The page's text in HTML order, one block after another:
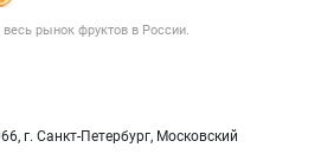
рынок фруктовв России.
г. Санкт-Петербург, Московский
информация
персональных данных
Фрукты